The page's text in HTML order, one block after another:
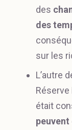
des
des
sur les
L’autre
Réserve
était
peuvent